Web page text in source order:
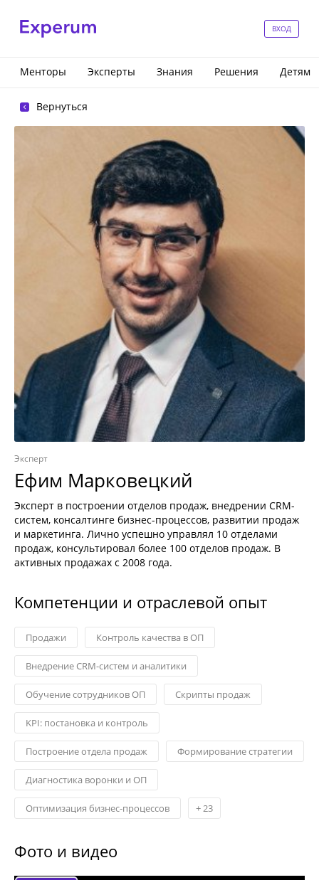
ВХОД
Менторы Эксперты Знания Решения Детям
Вернуться
Эксперт
Ефим Марковецкий
Эксперт в построении отделов продаж, внедрении CRM-
систем, консалтинге бизнес-процессов, развитии продаж
и маркетинга. Лично успешно управлял 10 отделами
продаж, консультировал более 100 отделов продаж. В
активных продажах с 2008 года.
Компетенции и отраслевой опыт
Продажи Контроль качества в ОП
Внедрение CRM-систем и аналитики
Обучение сотрудников ОП Скрипты продаж
KPI: постановка и контроль
Построение отдела продаж Формирование стратегии
Диагностика воронки и ОП
Оптимизация бизнес-процессов +23
Фото и видео